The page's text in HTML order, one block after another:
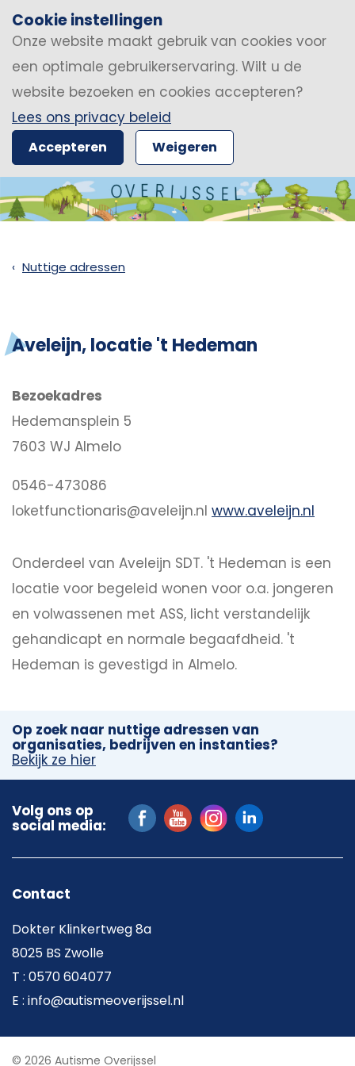
Cookie instellingen
Onze website maakt gebruik van cookies voor
een optimale gebruikerservaring. Wilt u de
website bezoeken en cookies accepteren?
Lees ons privacy beleid
Accepteren Weigeren
Nuttige adressen
Aveleijn, locatie 't Hedeman
Bezoekadres
Hedemansplein 5
7603 WJ Almelo
0546-473086
loketfunctionaris@aveleijn.nl www.aveleijn.nl
Onderdeel van Aveleijn SDT. 't Hedeman is een
locatie voor begeleid wonen voor o.a. jongeren
en volwassenen met ASS, licht verstandelijk
gehandicapt en normale begaafdheid. 't
Hedeman is gevestigd in Almelo.
Op zoek naar nuttige adressen van
organisaties, bedrijven en instanties?
Bekijk ze hier
Volg ons op
social media:
Contact
Dokter Klinkertweg 8a
8025 BS Zwolle
T : 0570 604077
E : info@autismeoverijssel.nl
© 2026 Autisme Overijssel